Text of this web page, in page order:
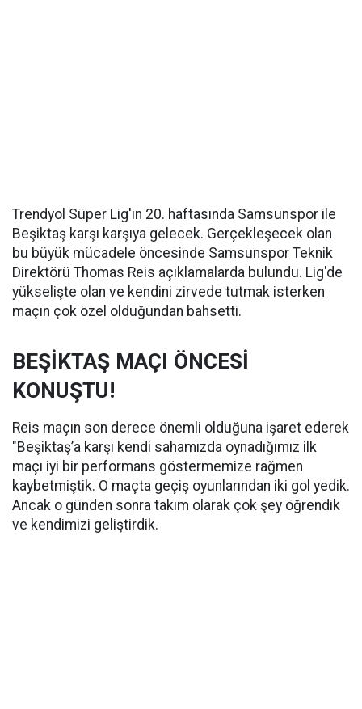
Trendyol Süper Lig'in 20. haftasında Samsunspor ile
Beşiktaş karşı karşıya gelecek. Gerçekleşecek olan
bu büyük mücadele öncesinde Samsunspor Teknik
Direktörü Thomas Reis açıklamalarda bulundu. Lig'de
yükselişte olan ve kendini zirvede tutmak isterken
maçın çok özel olduğundan bahsetti.
BEŞİKTAŞ MAÇI ÖNCESİ
KONUŞTU!
Reis maçın son derece önemli olduğuna işaret ederek
"Beşiktaş’a karşı kendi sahamızda oynadığımız ilk
maçı iyi bir performans göstermemize rağmen
kaybetmiştik. O maçta geçiş oyunlarından iki gol yedik.
Ancak o günden sonra takım olarak çok şey öğrendik
ve kendimizi geliştirdik.